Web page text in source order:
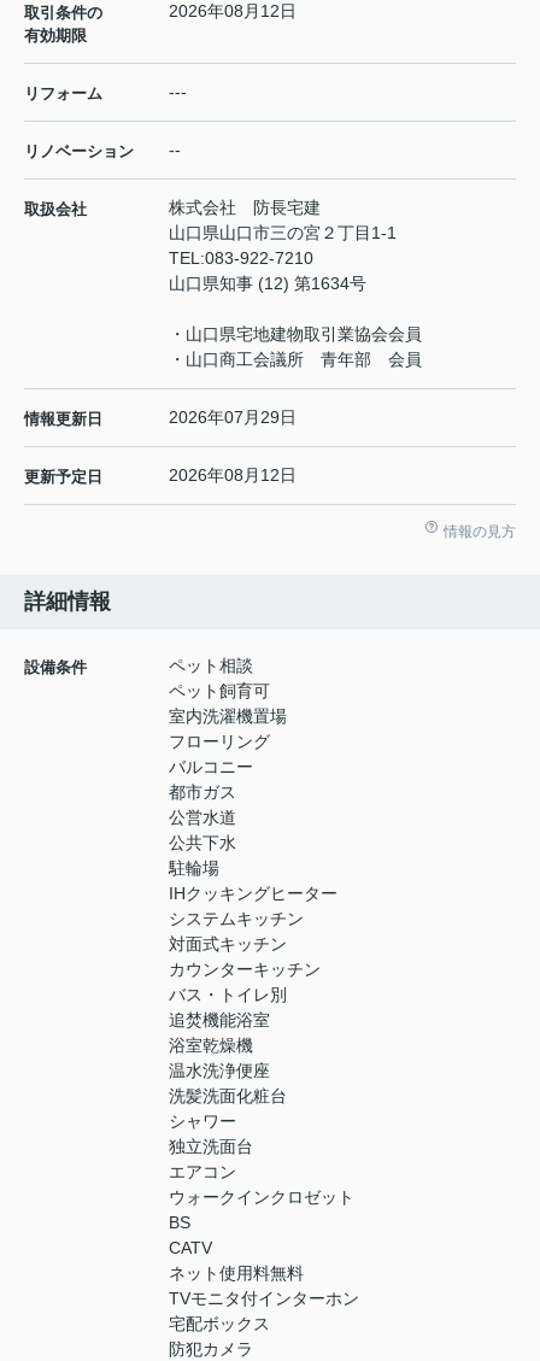
取引条件の
有効期限
2026年08月12日
リフォーム ---
リノベーション --
取扱会社
株式会社 防長宅建
山口県山口市三の宮２丁目1-1
TEL:083-922-7210
山口県知事 (12) 第1634号
・山口県宅地建物取引業協会会員
・山口商工会議所 青年部 会員
情報更新日 2026年07月29日
更新予定日 2026年08月12日
情報の見方
詳細情報
設備条件
ペット相談
ペット飼育可
室内洗濯機置場
フローリング
バルコニー
都市ガス
公営水道
公共下水
駐輪場
IHクッキングヒーター
システムキッチン
対面式キッチン
カウンターキッチン
バス・トイレ別
追焚機能浴室
浴室乾燥機
温水洗浄便座
洗髪洗面化粧台
シャワー
独立洗面台
エアコン
ウォークインクロゼット
BS
CATV
ネット使用料無料
TVモニタ付インターホン
宅配ボックス
防犯カメラ